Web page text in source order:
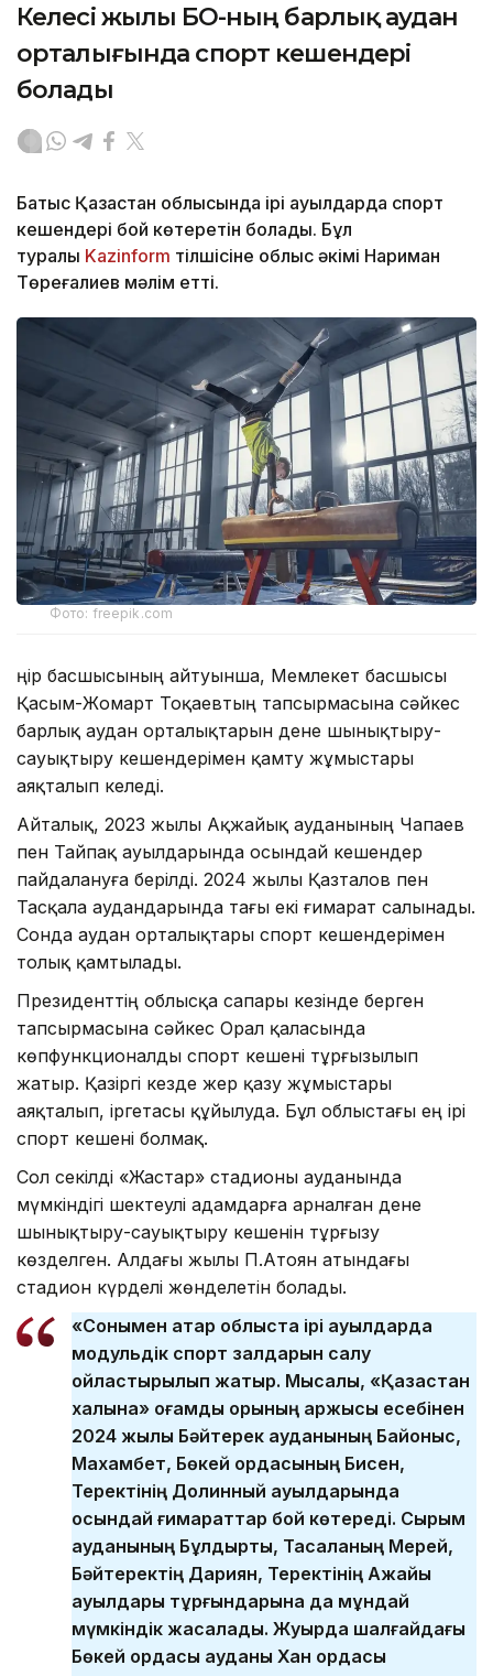
Келесі жылы БҚО-ның барлық аудан
орталығында спорт кешендері
болады
Батыс Қазақстан облысында ірі ауылдарда спорт
кешендері бой көтеретін болады. Бұл
туралы Kazinform тілшісіне облыс әкімі Нариман
Төреғалиев мәлім етті.
Фото: freepik.com
Өңір басшысының айтуынша, Мемлекет басшысы
Қасым-Жомарт Тоқаевтың тапсырмасына сәйкес
барлық аудан орталықтарын дене шынықтыру-
сауықтыру кешендерімен қамту жұмыстары
аяқталып келеді.
Айталық, 2023 жылы Ақжайық ауданының Чапаев
пен Тайпақ ауылдарында осындай кешендер
пайдалануға берілді. 2024 жылы Қазталов пен
Тасқала аудандарында тағы екі ғимарат салынады.
Сонда аудан орталықтары спорт кешендерімен
толық қамтылады.
Президенттің облысқа сапары кезінде берген
тапсырмасына сәйкес Орал қаласында
көпфункционалды спорт кешені тұрғызылып
жатыр. Қазіргі кезде жер қазу жұмыстары
аяқталып, іргетасы құйылуда. Бұл облыстағы ең ірі
спорт кешені болмақ.
Сол секілді «Жастар» стадионы ауданында
мүмкіндігі шектеулі адамдарға арналған дене
шынықтыру-сауықтыру кешенін тұрғызу
көзделген. Алдағы жылы П.Атоян атындағы
стадион күрделі жөнделетін болады.
«Сонымен қатар облыста ірі ауылдарда
модульдік спорт залдарын салу
ойластырылып жатыр. Мысалы, «Қазақстан
халқына» қоғамдық қорының қаржысы есебінен
2024 жылы Бәйтерек ауданының Байқоныс,
Махамбет, Бөкей ордасының Бисен,
Теректінің Долинный ауылдарында
осындай ғимараттар бой көтереді. Сырым
ауданының Бұлдырты, Тасқаланың Мерей,
Бәйтеректің Дариян, Теректінің Ақжайық
ауылдары тұрғындарына да мұндай
мүмкіндік жасалады. Жуырда шалғайдағы
Бөкей ордасы ауданы Хан ордасы